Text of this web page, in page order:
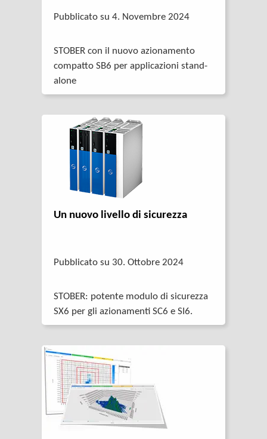
Pubblicato su 4. Novembre 2024
STOBER con il nuovo azionamento
compatto SB6 per applicazioni stand-
alone
Un nuovo livello di sicurezza
Pubblicato su 30. Ottobre 2024
STOBER: potente modulo di sicurezza
SX6 per gli azionamenti SC6 e SI6.